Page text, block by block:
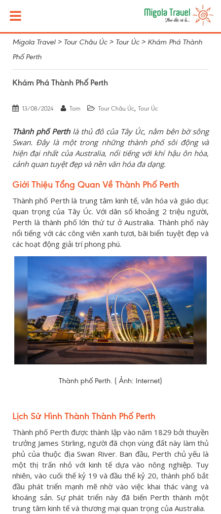
Migola Travel> Tour Châu Úc> Tour Úc> Khám Phá Thành
Phố Perth
Khám Phá Thành Phố Perth
13/08/2024 Tom Tour Châu Úc, Tour Úc
Thành phố Perthlà thủ đô của Tây Úc, nằm bên bờ sông
Swan. Đây là một trong những thành phố sôi động và
hiện đại nhất của Australia, nổi tiếng với khí hậu ôn hòa,
cảnh quan tuyệt đẹp và nền văn hóa đa dạng.
Giới Thiệu Tổng Quan Về Thành Phố Perth
Thành phố Perth là trung tâm kinh tế, văn hóa và giáo dục
quan trọng của Tây Úc. Với dân số khoảng 2 triệu người,
Perth là thành phố lớn thứ tư ở Australia. Thành phố này
nổi tiếng với các công viên xanh tươi, bãi biển tuyệt đẹp và
các hoạt động giải trí phong phú.
Thành phố Perth. ( Ảnh: Internet)
Lịch Sử Hình Thành Thành Phố Perth
Thành phố Perth được thành lập vào năm 1829 bởi thuyền
trưởng James Stirling, người đã chọn vùng đất này làm thủ
phủ của thuộc địa Swan River. Ban đầu, Perth chủ yếu là
một thị trấn nhỏ với kinh tế dựa vào nông nghiệp. Tuy
nhiên, vào cuối thế kỷ 19 và đầu thế kỷ 20, thành phố bắt
đầu phát triển mạnh mẽ nhờ vào việc khai thác vàng và
khoáng sản. Sự phát triển này đã biến Perth thành một
trung tâm kinh tế và thương mại quan trọng của Australia.